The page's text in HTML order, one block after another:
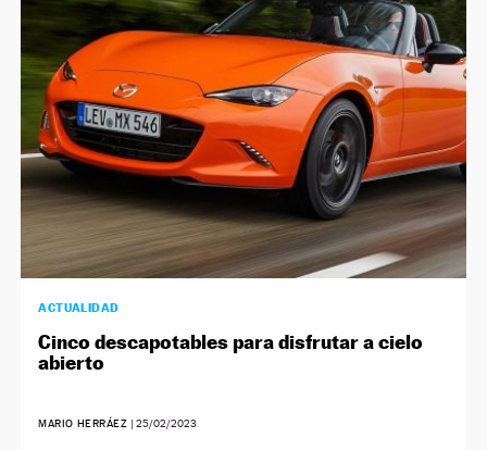
NEWSLETTER
SÍGUENOS
ACTUALIDAD
Cinco descapotables para disfrutar a cielo
abierto
MARIO HERRÁEZ | 25/02/2023